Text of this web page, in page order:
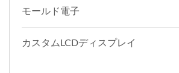
モールド電子
カスタムLCDディスプレイ